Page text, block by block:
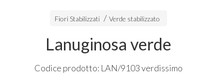
Fiori Stabilizzati Verde stabilizzato
Lanuginosa verde
Codice prodotto: LAN/9103 verdissimo